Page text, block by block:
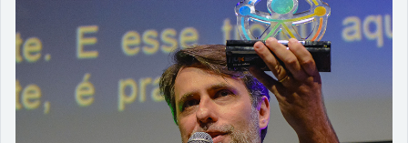
desafios e iniciativas inovadoras
18/06/2024
Exploramos os desafios e iniciativas inovadoras que
estão transformando o cenário brasileira, desde a
importância da legislação até a aplicação de novas